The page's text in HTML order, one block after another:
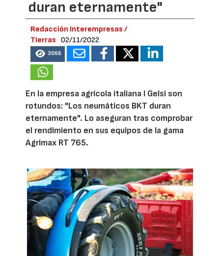
duran eternamente"
Redacción Interempresas /
Tierras
02/11/2022
3066
En la empresa agrícola italiana I Gelsi son
rotundos: "Los neumáticos BKT duran
eternamente". Lo aseguran tras comprobar
el rendimiento en sus equipos de la gama
Agrimax RT 765.